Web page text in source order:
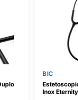
BIC
Inox